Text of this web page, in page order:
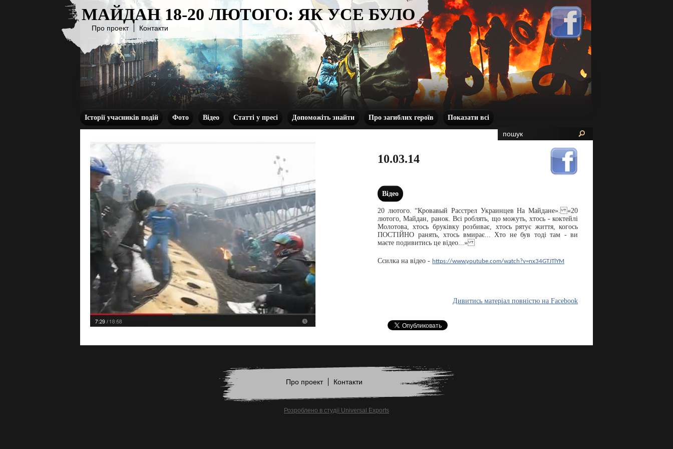
МАЙДАН 18-20 ЛЮТОГО: ЯК УСЕ БУЛО
Про проект Контакти
Історії учасників подій Фото Відео Статті у пресі Допоможіть знайти Про загиблих героїв Показати всі
10.03.14
Відео
20 лютого. “Кровавый Расстрел Украинцев На Майдане». «20
лютого, Майдан, ранок. Всі роблять, що можуть, хтось - коктейлі
Молотова, хтось бруківку розбиває, хтось рятує життя, когось
ПОСТІЙНО ранять, хтось вмирає... Хто не був тоді там - ви
маєте подивитись це відео...»
Ссилка на відео - https://www.youtube.com/watch?v=nx34GTJTlYM
Дивитись матеріал повністю на Facebook
Про проект Контакти
Розроблено в студії Universal Exports